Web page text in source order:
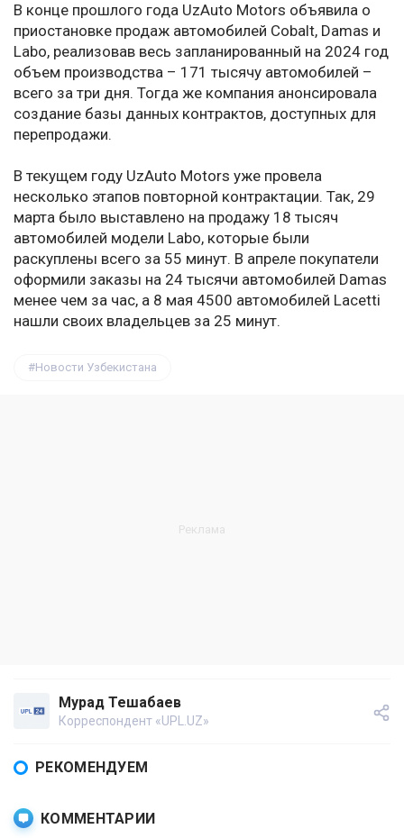
В конце прошлого года UzAuto Motors объявила о
приостановке продаж автомобилей Cobalt, Damas и
Labo, реализовав весь запланированный на 2024 год
объем производства – 171 тысячу автомобилей –
всего за три дня. Тогда же компания анонсировала
создание базы данных контрактов, доступных для
перепродажи.
В текущем году UzAuto Motors уже провела
несколько этапов повторной контрактации. Так, 29
марта было выставлено на продажу 18 тысяч
автомобилей модели Labo, которые были
раскуплены всего за 55 минут. В апреле покупатели
оформили заказы на 24 тысячи автомобилей Damas
менее чем за час, а 8 мая 4500 автомобилей Lacetti
нашли своих владельцев за 25 минут.
Новости Узбекистана
Мурад Тешабаев
Корреспондент «UPL.UZ»
РЕКОМЕНДУЕМ
КОММЕНТАРИИ